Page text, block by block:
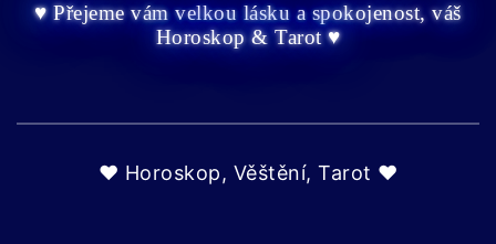
♥ Přejeme vám velkou lásku a spokojenost, váš
Horoskop & Tarot ♥
♥ Horoskop, Věštění, Tarot ♥